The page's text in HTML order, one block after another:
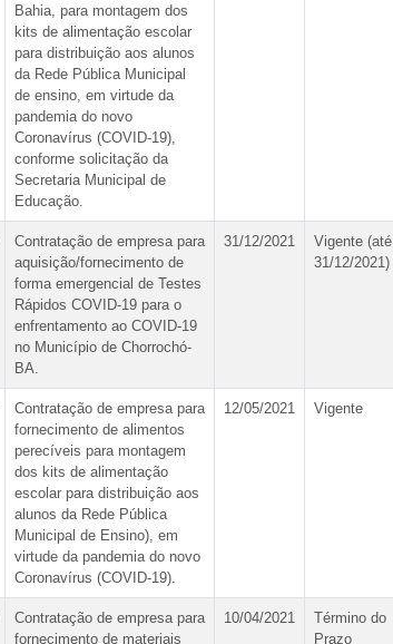
Bahia, para montagem dos
kits de alimentação escolar
para distribuição aos alunos
da Rede Pública Municipal
de ensino, em virtude da
pandemia do novo
Coronavírus (COVID-19),
conforme solicitação da
Secretaria Municipal de
Educação.
Contratação de empresa para
aquisição/fornecimento de
forma emergencial de Testes
Rápidos COVID-19 para o
enfrentamento ao COVID-19
no Município de Chorrochó-
BA.
31/12/2021
Vigente (até
31/12/2021)
Contratação de empresa para
fornecimento de alimentos
perecíveis para montagem
dos kits de alimentação
escolar para distribuição aos
alunos da Rede Pública
Municipal de Ensino), em
virtude da pandemia do novo
Coronavírus (COVID-19).
12/05/2021 Vigente
Contratação de empresa para
fornecimento de materiais
10/04/2021
Término do
Prazo